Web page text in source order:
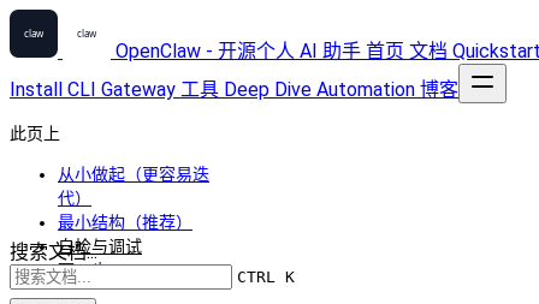
OpenClaw - 开源个人 AI 助手 首页 文档
Install CLI Gateway 工具 Deep Dive Automation 博客
搜索文档...
CTRL K
此页上
从小做起（更容易迭
代）
最小结构（推荐）
自检与调试
下一步